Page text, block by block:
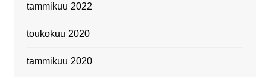
tammikuu 2022
toukokuu 2020
tammikuu 2020